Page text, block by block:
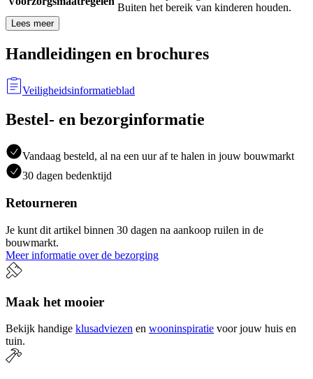
Buiten het bereik van kinderen houden.
Lees meer
Handleidingen en brochures
Veiligheidsinformatieblad
Bestel- en bezorginformatie
Vandaag besteld, al na een uur af te halen in jouw bouwmarkt
30 dagen bedenktijd
Retourneren
Je kunt dit artikel binnen 30 dagen na aankoop ruilen in de
bouwmarkt.
Meer informatie over de bezorging
Maak het mooier
Bekijk handige klusadviezen en wooninspiratie voor jouw huis en
tuin.